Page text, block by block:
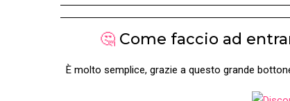
🤔 Come faccio ad
È molto semplice, grazie a questo grande